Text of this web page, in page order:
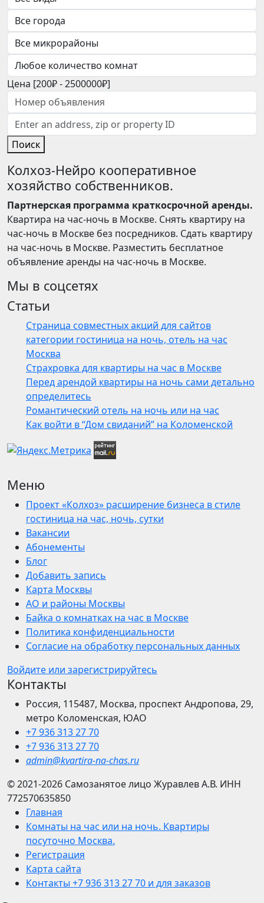
Цена [200₽-2500000₽]
Поиск
Колхоз-Нейро кооперативное
хозяйство собственников.
Партнерская программа краткосрочной аренды.
Квартира на час-ночь в Москве. Снять квартиру на
час-ночь в Москве без посредников. Сдать квартиру
на час-ночь в Москве. Разместить бесплатное
объявление аренды на час-ночь в Москве.
Мы в соцсетях
Статьи
Страница совместных акций для сайтов
категории гостиница на ночь, отель на час
Москва
Страхровка для квартиры на час в Москве
Перед арендой квартиры на ночь сами детально
определитесь
Романтический отель на ночь или на час
Как войти в “Дом свиданий” на Коломенской
Меню
Проект «Колхоз» расширение бизнеса в стиле
гостиница на час, ночь, сутки
Вакансии
Абонементы
Блог
Добавить запись
Карта Москвы
АО и районы Москвы
Байка о комнатках на час в Москве
Политика конфиденциальности
Согласие на обработку персональных данных
Войдите или зарегистрируйтесь
Контакты
Россия, 115487, Москва, проспект Андропова, 29,
метро Коломенская, ЮАО
+7 936 313 27 70
+7 936 313 27 70
admin@kvartira-na-chas.ru
© 2021-2026 Самозанятое лицо Журавлев А.В. ИНН
772570635850
Главная
Комнаты на час или на ночь. Квартиры
посуточно Москва.
Регистрация
Карта сайта
Контакты +7 936 313 27 70 и для заказов